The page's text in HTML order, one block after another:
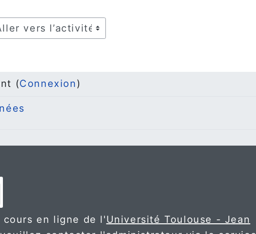
vers l’activité
(Connexion)
en ligne de l'Université Toulouse - Jean